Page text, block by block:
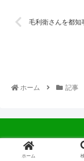
毛利衛さんを都知
ホーム 記事
©
ホーム